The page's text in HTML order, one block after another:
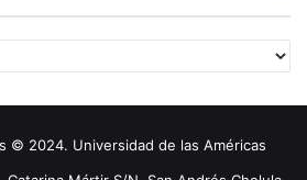
© 2024. Universidad de las Américas